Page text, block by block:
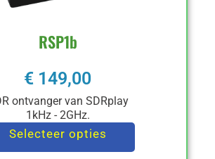
RSP1b
€ 149,00
ontvanger van SDRplay
1kHz - 2GHz.
Selecteer opties